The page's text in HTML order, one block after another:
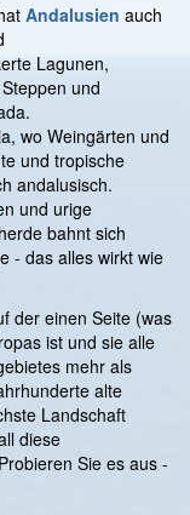
Andalusien auch
Lagunen,
und
wo Weingärten und
und tropische
andalusisch.
und urige
bahnt sich
- das alles wirkt wie
der einen Seite (was
ist und sie alle
mehr als
alte
Landschaft
diese
Sie es aus -